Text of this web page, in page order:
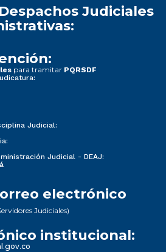
Judiciales
para tramitar PQRSDF
Judicial:
Judicial - DEAJ:
electrónico
Judiciales)
institucional: